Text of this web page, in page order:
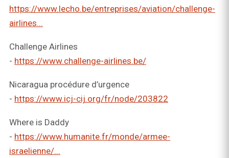
https://www.lecho.be/entreprises/aviation/challenge-
airlines...
Challenge Airlines
- https://www.challenge-airlines.be/
Nicaragua procédure d’urgence
- https://www.icj-cij.org/fr/node/203822
Where is Daddy
- https://www.humanite.fr/monde/armee-
israelienne/...